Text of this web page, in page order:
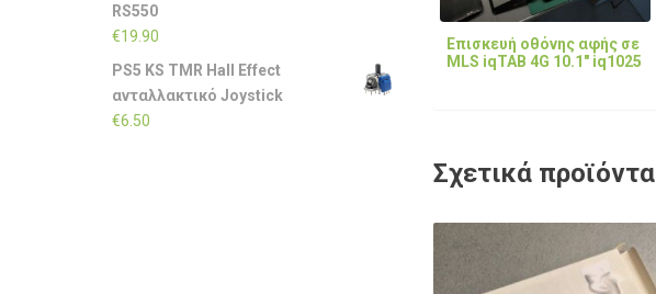
Επισκευή οθόνης αφής σε
MLS iqTAB 4G 10.1" iq1025
Σχετικά προϊόντα
RS550
€19.90
PS5 KS TMR Hall Effect
ανταλλακτικό Joystick
€6.50